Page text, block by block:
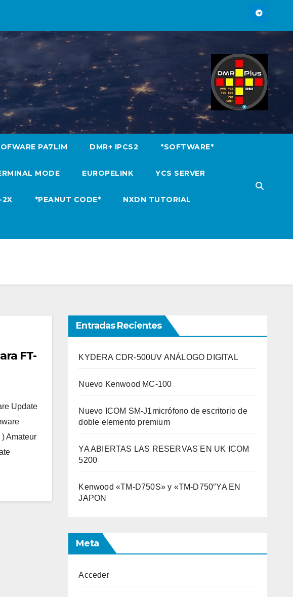
PA7LIM DMR+ IPCS2 *SOFTWARE*
MODE EUROPELINK YCS SERVER
2X *PEANUT CODE* NXDN TUTORIAL
FT-
Update
Amateur
Entradas Recientes
KYDERA CDR-500UV ANÁLOGO DIGITAL
Nuevo Kenwood MC-100
Nuevo ICOM SM-J1micrófono de escritorio de
doble elemento premium
YA ABIERTAS LAS RESERVAS EN UK ICOM
5200
Kenwood «TM-D750S» y «TM-D750″YA EN
JAPON
Meta
Acceder